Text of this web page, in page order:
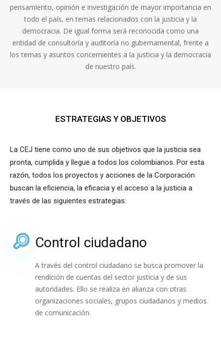
pensamiento, opinión e investigación de mayor importancia en
todo el país, en temas relacionados con la justicia y la
democracia. De igual forma será reconocida como una
entidad de consultoría y auditoría no gubernamental, frente a
los temas y asuntos concernientes a la justicia y la democracia
de nuestro país.
ESTRATEGIAS Y OBJETIVOS
La CEJ tiene como uno de sus objetivos que la justicia sea
pronta, cumplida y llegue a todos los colombianos. Por esta
razón, todos los proyectos y acciones de la Corporación
buscan la eficiencia, la eficacia y el acceso a la justicia a
través de las siguientes estrategias:
Control ciudadano
A través del control ciudadano se busca promover la
rendición de cuentas del sector justicia y de sus
autoridades. Ello se realiza en alianza con otras
organizaciones sociales, grupos ciudadanos y medios
de comunicación.